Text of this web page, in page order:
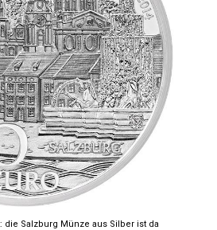
die Salzburg Münze aus Silber ist da